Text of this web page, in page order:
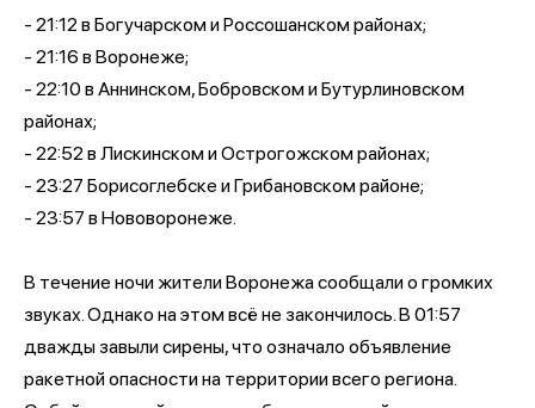
- 21:12 в Богучарском и Россошанском районах;
- 21:16 в Воронеже;
- 22:10 в Аннинском, Бобровском и Бутурлиновском
районах;
- 22:52 в Лискинском и Острогожском районах;
- 23:27 Борисоглебске и Грибановском районе;
- 23:57 в Нововоронеже.
В течение ночи жители Воронежа сообщали о громких
звуках. Однако на этом всё не закончилось. В 01:57
дважды завыли сирены, что означало объявление
ракетной опасности на территории всего региона.